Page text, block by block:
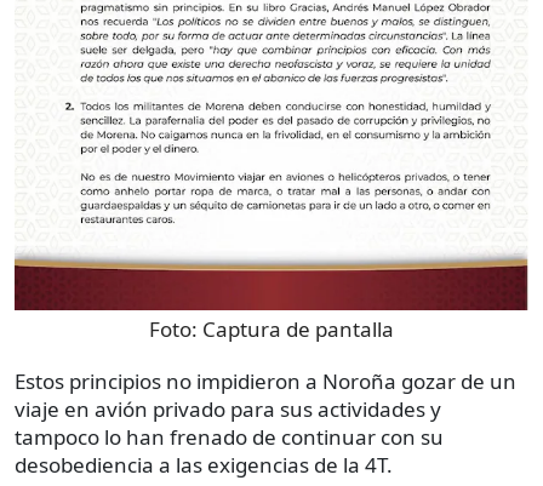
Foto: Captura de pantalla
Estos principios no impidieron a Noroña gozar de un
viaje en avión privado para sus actividades y
tampoco lo han frenado de continuar con su
desobediencia a las exigencias de la 4T.